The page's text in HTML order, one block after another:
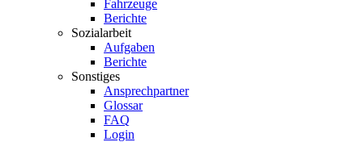
Fahrzeuge
Berichte
Sozialarbeit
Aufgaben
Berichte
Sonstiges
Ansprechpartner
Glossar
FAQ
Login